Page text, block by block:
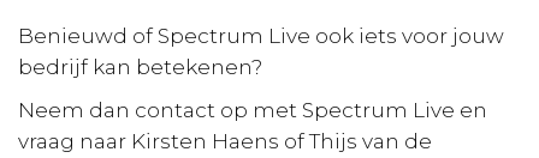
Benieuwd of Spectrum Live ook iets voor jouw
bedrijf kan betekenen?
Neem dan contact op met Spectrum Live en
vraag naar Kirsten Haens of Thijs van de